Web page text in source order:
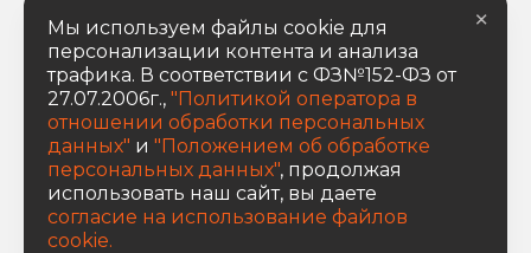
Мы используем файлы cookie для
персонализации контента и анализа
трафика. В соответствии с ФЗ№152-ФЗ от
27.07.2006г., "Политикой оператора в
отношении обработки персональных
данных" и "Положением об обработке
персональных данных", продолжая
использовать наш сайт, вы даете
согласие на использование файлов
cookie.
×